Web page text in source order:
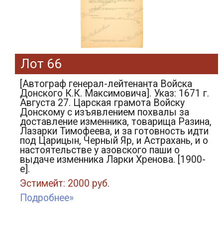
Лот 66
[Автограф генерал-лейтенанта Войска
Донского К.К. Максимовича]. Указ: 1671 г.
Августа 27. Царская грамота Войску
Донскому с изъявлением похвалы за
доставление изменника, товарища Разина,
Лазарки Тимофеева, и за готовность идти
под Царицын, Черный Яр, и Астрахань, и о
настоятельстве у азовского паши о
выдаче изменника Ларки Хренова. [1900-
е].
Эстимейт: 2000 руб.
Подробнее»